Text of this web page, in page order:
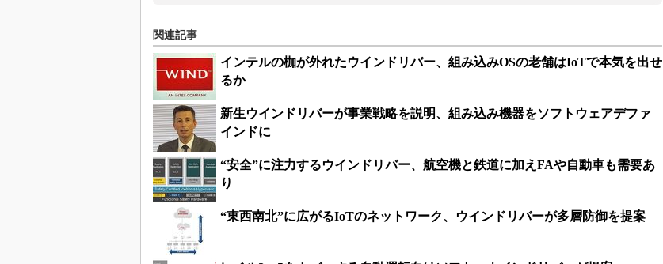
関連記事
インテルの枷が外れたウインドリバー、組み込みOSの老舗はIoTで本気を出せ
るか
新生ウインドリバーが事業戦略を説明、組み込み機器をソフトウェアデファ
インドに
“安全”に注力するウインドリバー、航空機と鉄道に加えFAや自動車も需要あ
り
“東西南北”に広がるIoTのネットワーク、ウインドリバーが多層防御を提案